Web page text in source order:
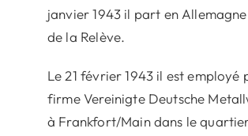
janvier 1943 il part en
de la Relève.
Le 21 février 1943 il est employé
firme Vereinigte Deutsche
à Frankfort/Main dans le